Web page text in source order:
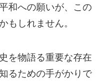
和への願いが、この
もしれません。
を物語る重要な存在
るための手がかりで